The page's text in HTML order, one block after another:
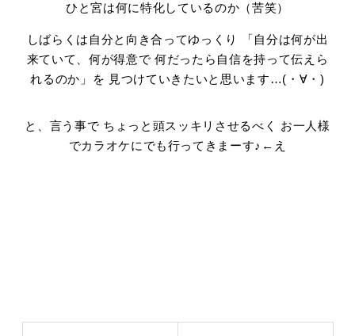
ひと宮は何に特化しているのか（苦笑）
しばらくは自分と向き合ってゆっくり 「自分は何が出
来ていて、何が得意で 何だったら自信を持って伝えら
れるのか」を 見つけていきたいと思います…(・∀・)
と、言う事で ちょっと頭スッキリさせるべく お一人様
でカラオケにでも行ってきまーす♪←え